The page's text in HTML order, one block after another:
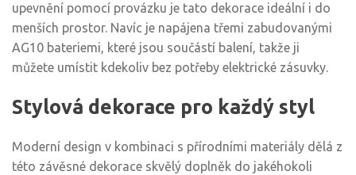
upevnění pomocí provázku je tato dekorace ideální i do
menších prostor. Navíc je napájena třemi zabudovanými
AG10 bateriemi, které jsou součástí balení, takže ji
můžete umístit kdekoliv bez potřeby elektrické zásuvky.
Stylová dekorace pro každý styl
Moderní design v kombinaci s přírodními materiály dělá z
této závěsné dekorace skvělý doplněk do jakéhokoli